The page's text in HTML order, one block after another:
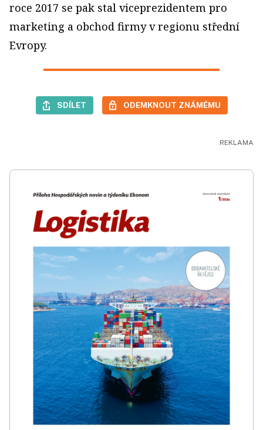
roce 2017 se pak stal viceprezidentem pro
marketing a obchod firmy v regionu střední
Evropy.
SDÍLET ODEMKNOUT ZNÁMÉMU